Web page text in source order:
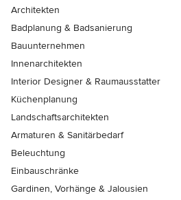
Architekten
Badplanung & Badsanierung
Bauunternehmen
Innenarchitekten
Interior Designer & Raumausstatter
Küchenplanung
Landschaftsarchitekten
Armaturen & Sanitärbedarf
Beleuchtung
Einbauschränke
Gardinen, Vorhänge & Jalousien